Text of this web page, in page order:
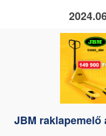
JBM raklapemelő